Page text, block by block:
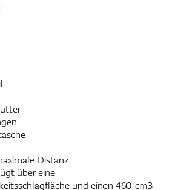
Distanz
über eine
und einen 460-cm3-